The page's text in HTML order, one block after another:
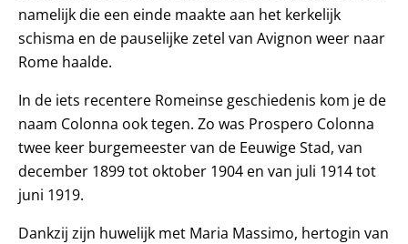
namelijk die een einde maakte aan het kerkelijk
schisma en de pauselijke zetel van Avignon weer naar
Rome haalde.
In de iets recentere Romeinse geschiedenis kom je de
naam Colonna ook tegen. Zo was Prospero Colonna
twee keer burgemeester van de Eeuwige Stad, van
december 1899 tot oktober 1904 en van juli 1914 tot
juni 1919.
Dankzij zijn huwelijk met Maria Massimo, hertogin van